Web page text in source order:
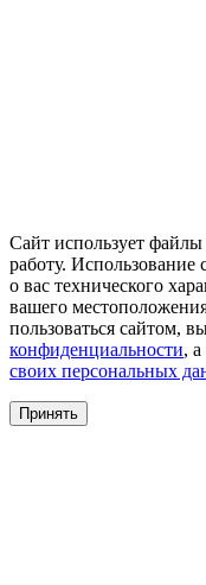
Сайт использует файлы
работу.
о вас технического
вашего
пользоваться сайтом,
конфиденциальности, а
своих персональных
Принять